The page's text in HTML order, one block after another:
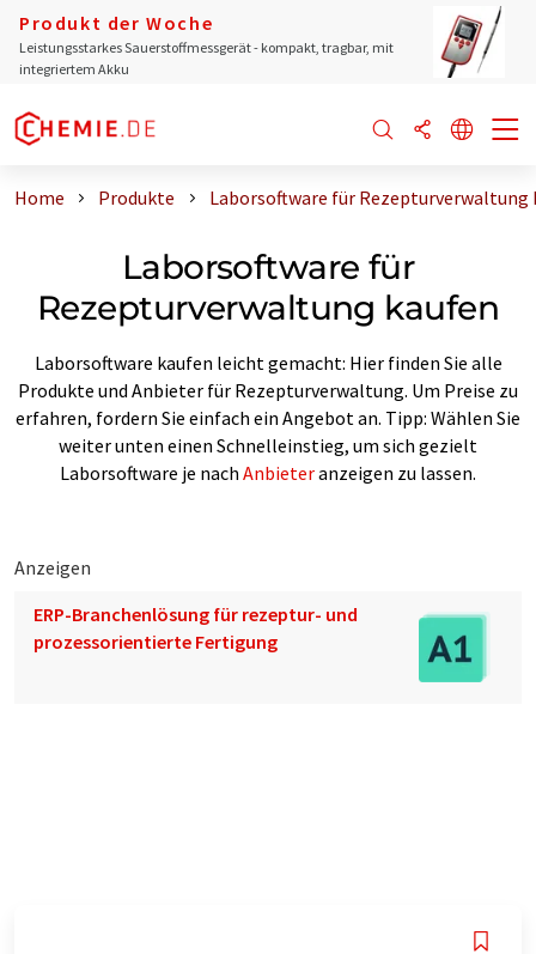
Produkt der Woche
Leistungsstarkes Sauerstoffmessgerät - kompakt, tragbar, mit
integriertem Akku
Home Produkte Laborsoftware für Rezepturverwaltung
Laborsoftware für
Rezepturverwaltung kaufen
Laborsoftware kaufen leicht gemacht: Hier finden Sie alle
Produkte und Anbieter für Rezepturverwaltung. Um Preise zu
erfahren, fordern Sie einfach ein Angebot an. Tipp: Wählen Sie
weiter unten einen Schnelleinstieg, um sich gezielt
Laborsoftware je nach Anbieteranzeigen zu lassen.
Anzeigen
ERP-Branchenlösung für rezeptur- und
prozessorientierte Fertigung